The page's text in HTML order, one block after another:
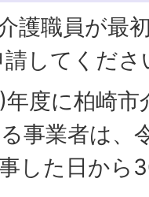
護職員が最
してくださ
度に柏崎市
事業者は、
した日から